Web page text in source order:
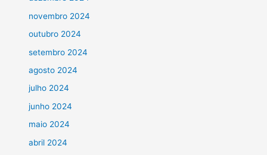
novembro 2024
outubro 2024
setembro 2024
agosto 2024
julho 2024
junho 2024
maio 2024
abril 2024